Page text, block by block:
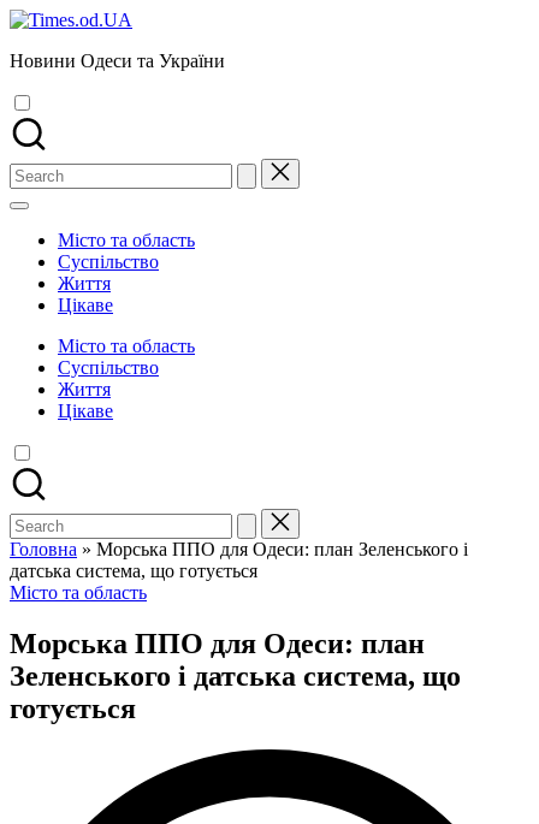
Skip
content
Новини Одеси та України
Search
for:
Місто та область
Суспільство
Життя
Цікаве
Місто та область
Суспільство
Життя
Цікаве
Search
for:
Головна » Морська ППО для Одеси: план Зеленського і
датська система, що готується
Posted
Місто та область
Морська ППО для Одеси: план
Зеленського і датська система, що
готується